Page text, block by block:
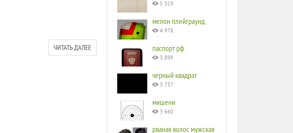
ЧИТАТЬ ДАЛЕЕ
5 319
мелон плейграунд
4 978
паспорт рф
3 899
черный квадрат
3 737
мишени
3 660
рваная волос мужская